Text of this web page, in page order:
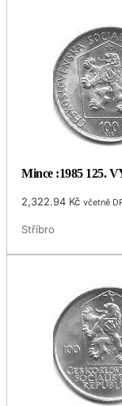
Mince :1985 125.
2,322.94 Kč včetně
Stříbro